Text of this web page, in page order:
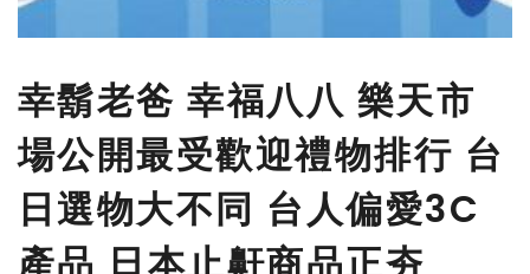
幸鬍老爸 幸福八八 樂天市
場公開最受歡迎禮物排行 台
日選物大不同 台人偏愛3C
產品 日本止鼾商品正夯